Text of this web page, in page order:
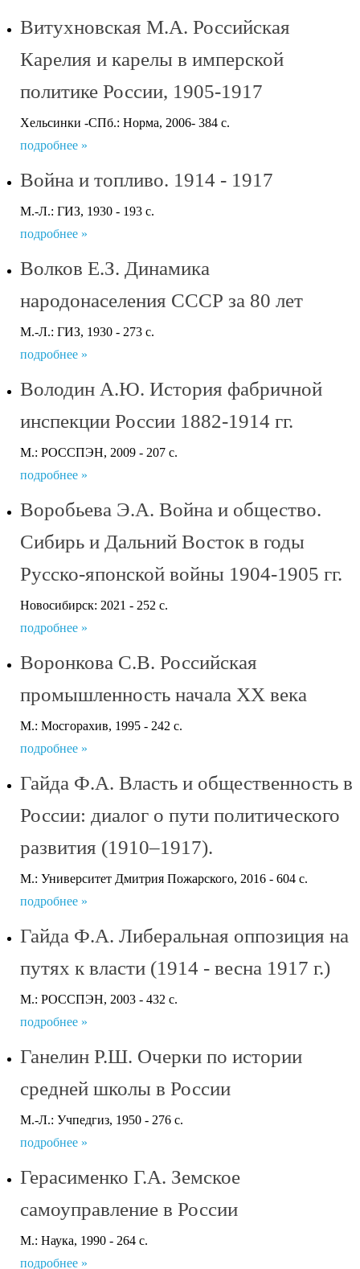
Витухновская М.А. Российская
Карелия и карелы в имперской
политике России, 1905-1917
Хельсинки -СПб.: Норма, 2006- 384 с.
подробнее »
Война и топливо. 1914 - 1917
М.-Л.: ГИЗ, 1930 - 193 с.
подробнее »
Волков Е.З. Динамика
народонаселения СССР за 80 лет
М.-Л.: ГИЗ, 1930 - 273 с.
подробнее »
Володин А.Ю. История фабричной
инспекции России 1882-1914 гг.
М.: РОССПЭН, 2009 - 207 с.
подробнее »
Воробьева Э.А. Война и общество.
Сибирь и Дальний Восток в годы
Русско-японской войны 1904-1905 гг.
Новосибирск: 2021 - 252 с.
подробнее »
Воронкова С.В. Российская
промышленность начала XX века
М.: Мосгорахив, 1995 - 242 с.
подробнее »
Гайда Ф.А. Власть и общественность в
России: диалог о пути политического
развития (1910–1917).
М.: Университет Дмитрия Пожарского, 2016 - 604 с.
подробнее »
Гайда Ф.А. Либеральная оппозиция на
путях к власти (1914 - весна 1917 г.)
М.: РОССПЭН, 2003 - 432 с.
подробнее »
Ганелин Р.Ш. Очерки по истории
средней школы в России
М.-Л.: Учпедгиз, 1950 - 276 с.
подробнее »
Герасименко Г.А. Земское
самоуправление в России
М.: Наука, 1990 - 264 с.
подробнее »